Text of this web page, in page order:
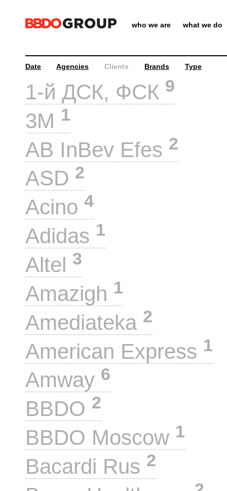
who we are what we do
Date Agencies Clients Brands Type
1-й ДСК, ФСК 9
3M 1
AB InBev Efes 2
ASD 2
Acino 4
Adidas 1
Altel 3
Amazigh 1
Amediateka 2
American Express 1
Amway 6
BBDO 2
BBDO Moscow 1
Bacardi Rus 2